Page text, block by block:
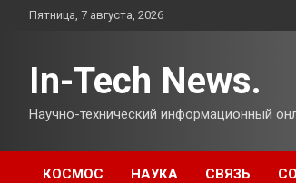
ПерейтиПятница, 7 августа, 2026
In-Tech News.
Научно-технический информационный
КОСМОС НАУКА СВЯЗЬ